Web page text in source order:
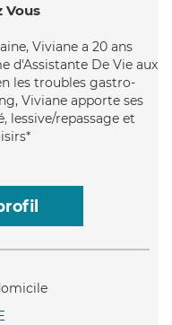
Vous
Viviane a 20 ans
d'Assistante De Vie aux
les troubles gastro-
Viviane apporte ses
lessive/repassage et